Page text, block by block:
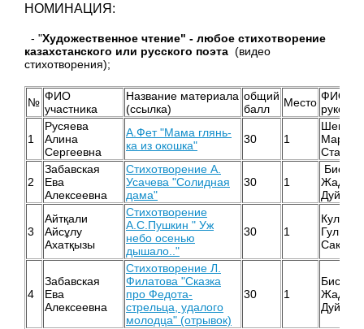
НОМИНАЦИЯ:
- "Художественное чтение" - любое стихотворение
казахстанского или русского поэта (видео
стихотворения);
№ ФИО
участника
Название материала
(ссылка)
общий
балл
Место ФИО
1
Русяева
Алина
Сергеевна
А.Фет "Мама глянь-
ка из окошка"
30 1
Марина
2
Забавская
Ева
Алексеевна
Стихотворение А.
Усачева "Солидная
дама"
30 1
Жадра
3
Айтқали
Айсұлу
Ахатқызы
Стихотворение
А.С.Пушкин " Уж
небо осенью
дышало.."
30 1
Гульшат
4
Забавская
Ева
Алексеевна
Стихотворение Л.
Филатова "Сказка
про Федота-
стрельца, удалого
молодца" (отрывок)
30 1
Жадра